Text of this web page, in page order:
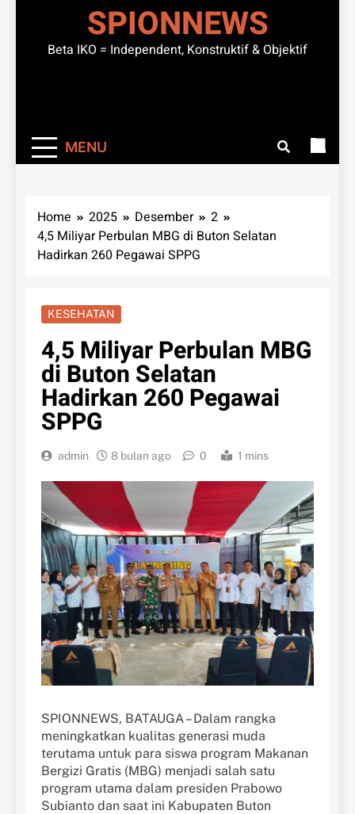
SPIONNEWS
Beta IKO = Independent, Konstruktif & Objektif
MENU
Home 2025 Desember
2
4,5 Miliyar Perbulan MBG di Buton Selatan
Hadirkan 260 Pegawai SPPG
KESEHATAN
4,5 Miliyar Perbulan MBG
di Buton Selatan
Hadirkan 260 Pegawai
SPPG
admin 8 bulan ago 0 1 mins
SPIONNEWS, BATAUGA – Dalam rangka
meningkatkan kualitas generasi muda
terutama untuk para siswa program Makanan
Bergizi Gratis (MBG) menjadi salah satu
program utama dalam presiden Prabowo
Subianto dan saat ini Kabupaten Buton